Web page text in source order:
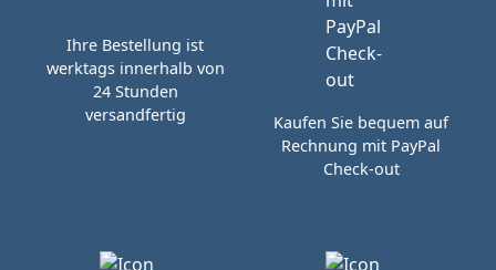
Ihre Bestellung ist
werktags innerhalb von
24 Stunden
versandfertig
Kaufen Sie bequem auf
Rechnung mit PayPal
Check-out